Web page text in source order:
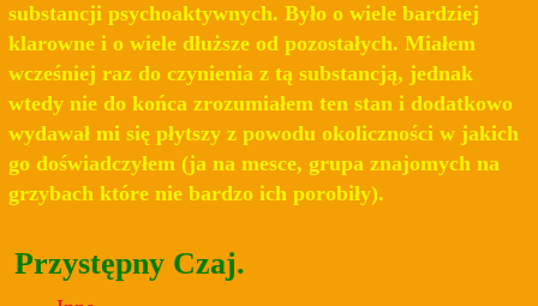
substancji psychoaktywnych. Było o wiele bardziej
klarowne i o wiele dłuższe od pozostałych. Miałem
wcześniej raz do czynienia z tą substancją, jednak
wtedy nie do końca zrozumiałem ten stan i dodatkowo
wydawał mi się płytszy z powodu okoliczności w jakich
go doświadczyłem (ja na mesce, grupa znajomych na
grzybach które nie bardzo ich porobiły).
Przystępny Czaj.